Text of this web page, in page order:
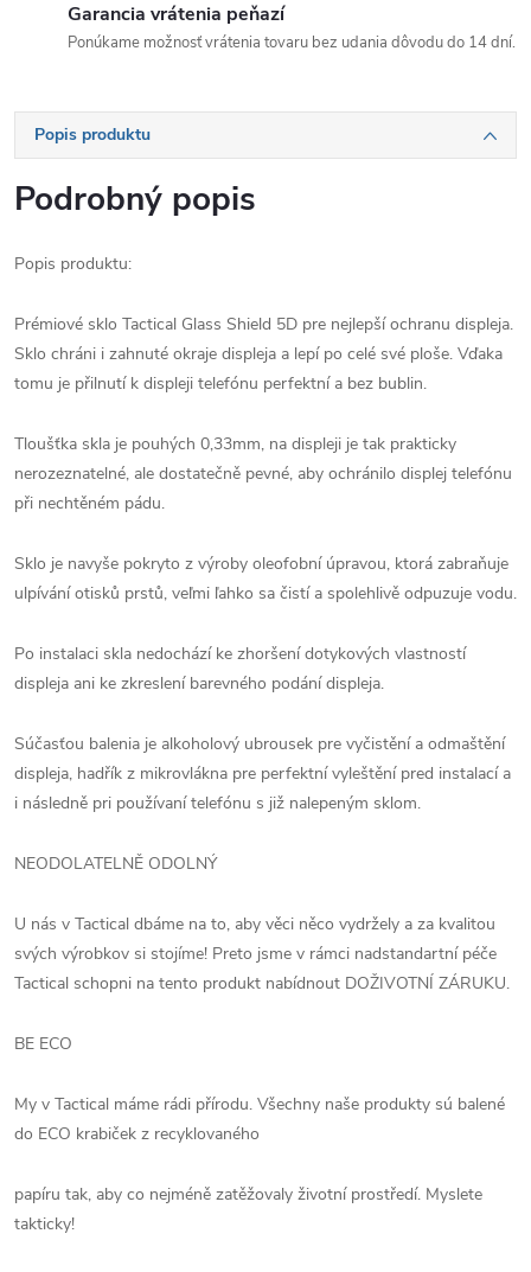
Garancia vrátenia peňazí
Ponúkame možnosť vrátenia tovaru bez udania dôvodu do 14 dní.
Popis produktu
Podrobný popis
Popis produktu:
Prémiové sklo Tactical Glass Shield 5D pre nejlepší ochranu displeja.
Sklo chráni i zahnuté okraje displeja a lepí po celé své ploše. Vďaka
tomu je přilnutí k displeji telefónu perfektní a bez bublin.
Tloušťka skla je pouhých 0,33mm, na displeji je tak prakticky
nerozeznatelné, ale dostatečně pevné, aby ochránilo displej telefónu
při nechtěném pádu.
Sklo je navyše pokryto z výroby oleofobní úpravou, ktorá zabraňuje
ulpívání otisků prstů, veľmi ľahko sa čistí a spolehlivě odpuzuje vodu.
Po instalaci skla nedochází ke zhoršení dotykových vlastností
displeja ani ke zkreslení barevného podání displeja.
Súčasťou balenia je alkoholový ubrousek pre vyčistění a odmaštění
displeja, hadřík z mikrovlákna pre perfektní vyleštění pred instalací a
i následně pri používaní telefónu s již nalepeným sklom.
NEODOLATELNĚ ODOLNÝ
U nás v Tactical dbáme na to, aby věci něco vydržely a za kvalitou
svých výrobkov si stojíme! Preto jsme v rámci nadstandartní péče
Tactical schopni na tento produkt nabídnout DOŽIVOTNÍ ZÁRUKU.
BE ECO
My v Tactical máme rádi přírodu. Všechny naše produkty sú balené
do ECO krabiček z recyklovaného
papíru tak, aby co nejméně zatěžovaly životní prostředí. Myslete
takticky!